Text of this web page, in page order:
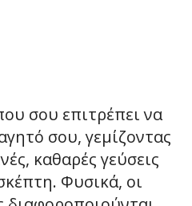
σου επιτρέπει να
σου, γεμίζοντας
καθαρές γεύσεις
Φυσικά, οι